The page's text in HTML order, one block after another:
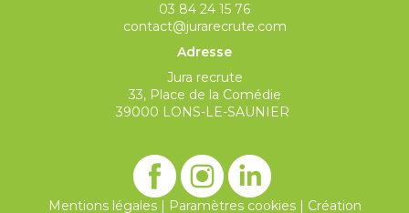
03 84 24 15 76
contact@jurarecrute.com
Adresse
Jura recrute
33, Place de la Comédie
39000 LONS-LE-SAUNIER
Mentions légales| Paramètres cookies| Création